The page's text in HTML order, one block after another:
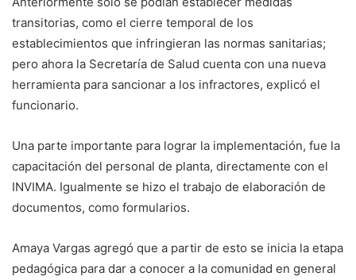
transitorias, como el cierre temporal de los
establecimientos que infringieran las normas sanitarias;
pero ahora la Secretaría de Salud cuenta con una nueva
herramienta para sancionar a los infractores, explicó el
funcionario.
Una parte importante para lograr la implementación, fue la
capacitación del personal de planta, directamente con el
INVIMA. Igualmente se hizo el trabajo de elaboración de
documentos, como formularios.
Amaya Vargas agregó que a partir de esto se inicia la etapa
pedagógica para dar a conocer a la comunidad en general